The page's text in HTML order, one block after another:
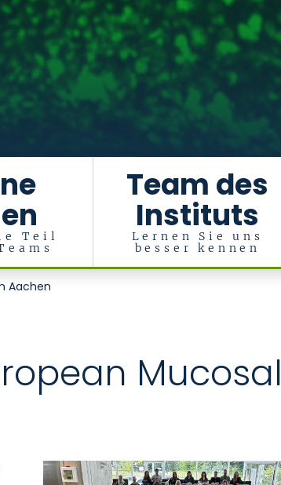
Teil
Team des
Instituts
Lernen Sie uns
besser kennen
Aachen
Mucosal